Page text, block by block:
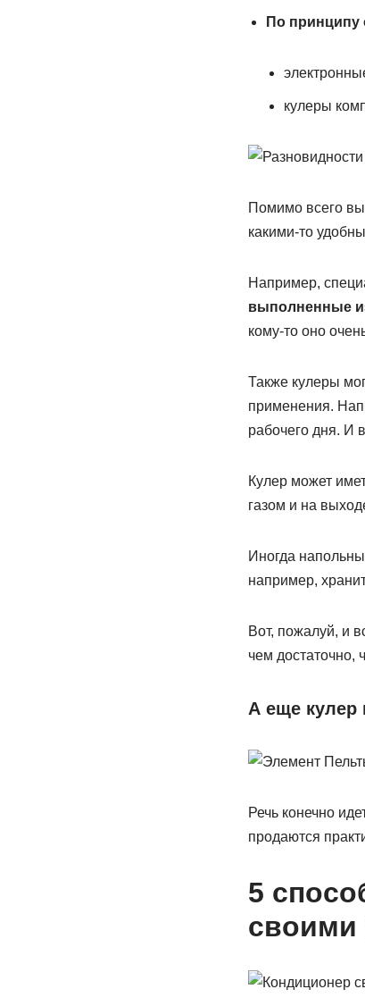
По принципу
кулеры
Помимо всего
какими-то
Например,
выполненные
кому-то оно
Также кулеры
применения.
рабочего дня. И
Кулер может
газом и на
Иногда
например,
Вот, пожалуй, и
чем достаточно,
А еще кулер
Речь конечно
продаются
5
своими